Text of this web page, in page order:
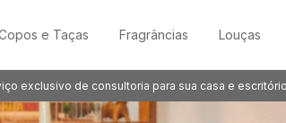
e Taças Fragrâncias Louças
exclusivo de consultoria para sua casa e escritório